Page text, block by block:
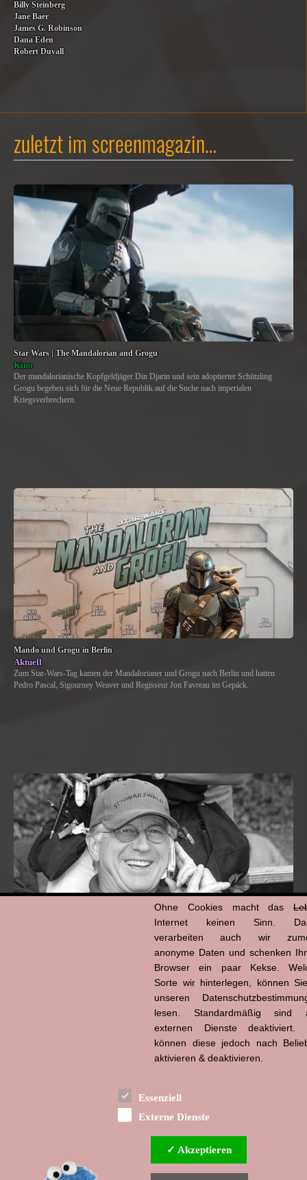
Billy Steinberg
Jane Baer
James G. Robinson
Dana Eden
Robert Duvall
zuletzt im screenmagazin…
Star Wars | The Mandalorian and Grogu
Kino
Der mandalorianische Kopfgeldjäger Din Djarin und sein adoptierter Schützling
Grogu begeben sich für die Neue Republik auf die Suche nach imperialen
Kriegsverbrechern.
Mando und Grogu in Berlin
Aktuell
Zum Star-Wars-Tag kamen der Mandalorianer und Grogu nach Berlin und hatten
Pedro Pascal, Sigourney Weaver und Regisseur Jon Favreau im Gepäck.
Ohne Cookies macht das
Internet keinen Sinn.
verarbeiten auch wir
anonyme Daten und schenken
Browser ein paar Kekse.
Sorte wir hinterlegen, können
unseren
lesen. Standardmäßig sind
externen Dienste deaktiviert.
können diese jedoch nach
aktivieren & deaktivieren.
Essenziell
Externe Dienste
✓ Akzeptieren